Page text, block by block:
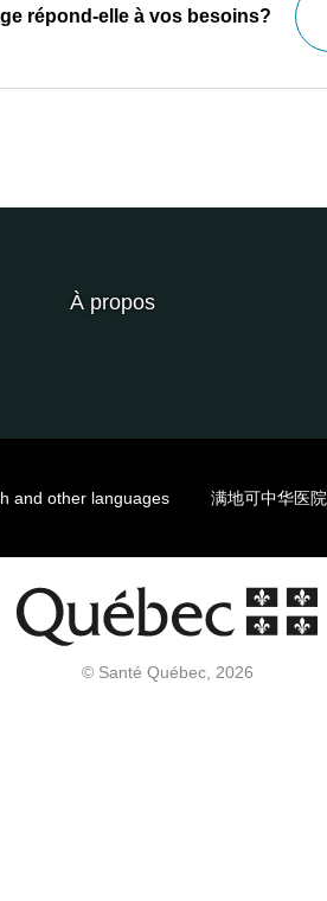
répond-elle à vos besoins?
À propos
and other languages 满地可中华医院
© Santé Québec, 2026